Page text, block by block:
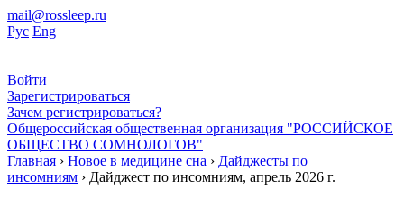
mail@rossleep.ru
Рус Eng
Войти
Зарегистрироваться
Зачем регистрироваться?
Общероссийская общественная организация "РОССИЙСКОЕ
ОБЩЕСТВО СОМНОЛОГОВ"
Главная › Новое в медицине сна › Дайджесты по
инсомниям › Дайджест по инсомниям, апрель 2026 г.